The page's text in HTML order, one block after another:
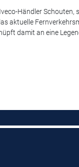
Händler Schouten,
aktuelle
damit an eine